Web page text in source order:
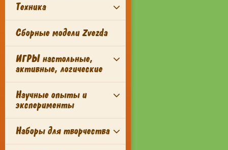
Техника
Сборные модели Zvezda
ИГРЫ настольные,
активные, логические
Научные опыты и
эксперименты
Наборы для творчества